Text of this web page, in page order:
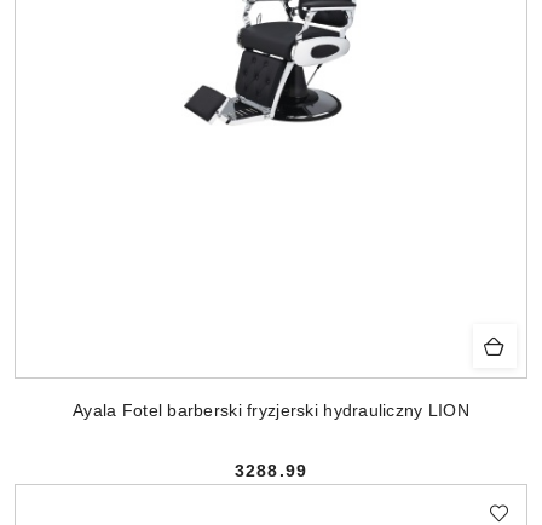
Ayala Fotel barberski fryzjerski hydrauliczny LION
Cena:
3288.99